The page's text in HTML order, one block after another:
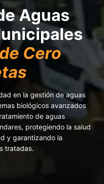
Aguas
Cero
en la gestión de aguas
biológicos avanzados
de aguas
protegiendo la salud
y garantizando la
tratadas.